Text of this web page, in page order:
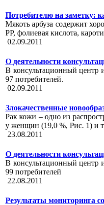
Потребителю на заметку:
Мякоть арбуза содержит
РР, фолиевая кислота,
02.09.2011
О деятельности
В консультационный центр
97 потребителей.
02.09.2011
Злокачественные
Рак кожи – одно из
у женщин (19,0 %, Рис. 1) и
23.08.2011
О деятельности
В консультационный центр
99 потребителей
22.08.2011
Результаты мониторинга